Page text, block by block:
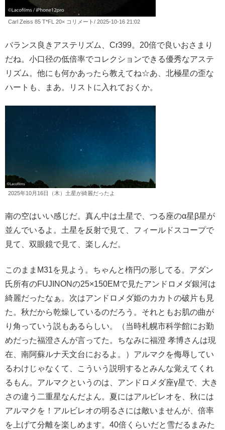
Carl Zeiss 85 T*FL 20× コリメート/ 2025-10-16 21:02
バランス良きアステリズム、Cr399。20倍で良いおさまり
だね。小口径の低倍率でコレクションできる優秀なアステ
リズム。他にも何かあったら教えてね☆あ、北極星の歪な
ハートも、まあ。リストに入れておくか。
2025年10月16日（木）土星が綺麗だったよ
南の空はいい感じだ。真ん中は土星で、つる座のα星β星が
並んでいるよ。土星を反射で見て、フィールドスコープで
見て、双眼鏡で見て、楽しんだ。
このままM31を見よう。ちゃんと楕円の形してる。アダン
氏所有のFUJINONの25×150EMで見たアンドロメダ銀河は
綺麗だったなぁ。次はアンドロメダ姫のカカトの破片も見
た。秋だから乾燥しているのだろう。それともお肌の曲が
り角っていう説もあるらしい。（当時札幌市科学館にお勤
めだった福澄さんが言ってた。ちなみに福澄 孝博さんは現
在、南阿蘇ルナ天文台におるよ。）アルマクを侮辱してい
るわけじゃなくて、こういう説明するとみんな覚えてくれ
るもん。アルマクというのは、アンドロメダ座γ星で、大き
さの違う二重星なんだよん。夏にはアルビレオを、秋には
アルマクを！アルビレオの明るさには敵いませんが、倍率
を上げて分離を楽しめます。40倍くらいだと雪だるまみた